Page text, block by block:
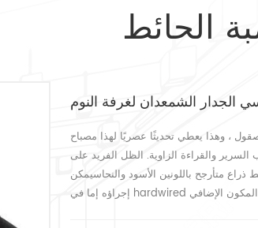
الحائط
الجدار الشمعدان لغرفة النوم
، وهذا يعطي تحديثًا عصريًا لهذا مصباح
والقراءة الزاوية. الظل الفريد على
متأرجح باللونين الأسود والنحاسيمكن